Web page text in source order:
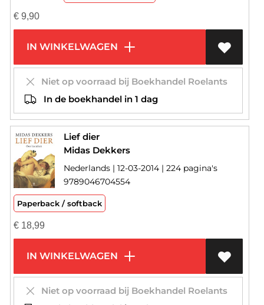
€9,90
IN WINKELWAGEN
Niet op voorraad bij Boekhandel Roelants
In de boekhandel in 1 dag
Lief dier
Midas Dekkers
Nederlands | 12-03-2014 | 224 pagina's
9789046704554
Paperback / softback
€18,99
IN WINKELWAGEN
Niet op voorraad bij Boekhandel Roelants